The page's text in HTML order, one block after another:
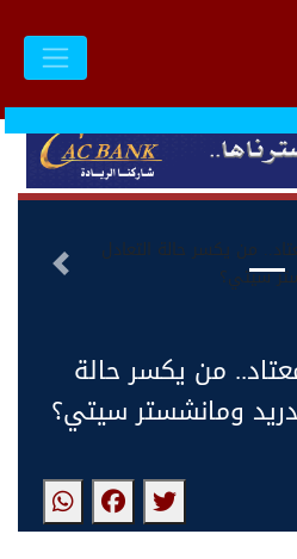
التالى
من يكسر حالة
ومانشستر سيتي؟